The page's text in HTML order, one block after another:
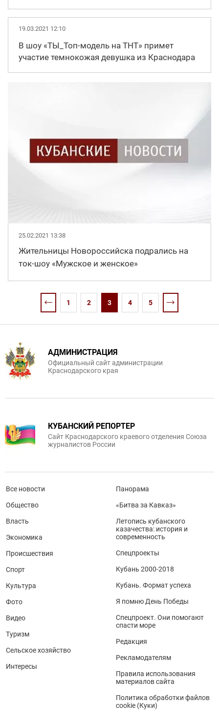
19.03.2021 12:10
В шоу «ТЫ_Топ-модель на ТНТ» примет
участие темнокожая девушка из Краснодара
25.02.2021 13:38
Жительницы Новороссийска подрались на
ток-шоу «Мужское и женское»
1 2 3 4 5
АДМИНИСТРАЦИЯ
Официальный сайт администрации
Краснодарского края
КУБАНСКИЙ РЕПОРТЕР
Сайт Краснодарского краевого отделения Союза
журналистов России
Все новости
Общество
Власть
Экономика
Происшествия
Спорт
Культура
Фото
Видео
Туризм
Сельское хозяйство
Интересы
Панорама
«Битва за Кавказ»
Летопись кубанского
казачества: история и
современность
Спецпроекты
Кубань 2000-2018
Кубань. Формат успеха
Я помню День Победы
Спецпроект. Они помогают
спасти море
Редакция
Рекламодателям
Правила использования
материалов сайта
Политика обработки файлов
cookie (Куки)